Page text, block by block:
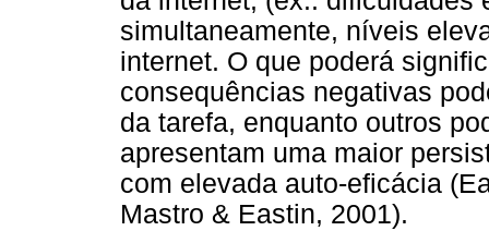
simultaneamente, níveis
internet. O que poderá
consequências negativas
da tarefa, enquanto outros
apresentam uma maior
com elevada auto-eficácia
Mastro & Eastin, 2001).